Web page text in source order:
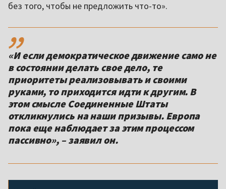
без того, чтобы не предложить что-то».
,,
«И если демократическое движение само не
в состоянии делать свое дело, те
приоритеты реализовывать и своими
руками, то приходится идти к другим. В
этом смысле Соединенные Штаты
откликнулись на наши призывы. Европа
пока еще наблюдает за этим процессом
пассивно», – заявил он.